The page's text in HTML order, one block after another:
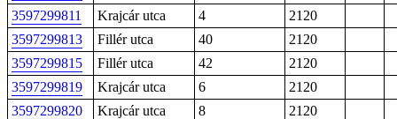
3597299811
Krajcár utca 4
2120
3597299813
Fillér utca 40
2120
3597299815
Fillér utca 42
2120
3597299819
Krajcár utca 6
2120
3597299820
Krajcár utca 8
2120